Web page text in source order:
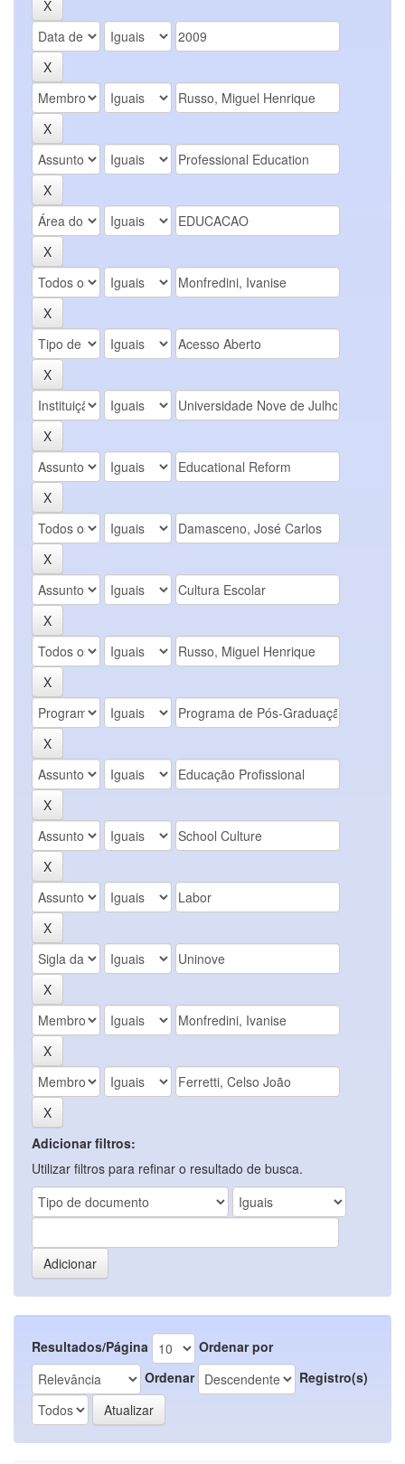
Adicionar filtros:
Utilizar filtros para refinar o resultado de busca.
Resultados/Página
Ordenar por
Ordenar
Registro(s)